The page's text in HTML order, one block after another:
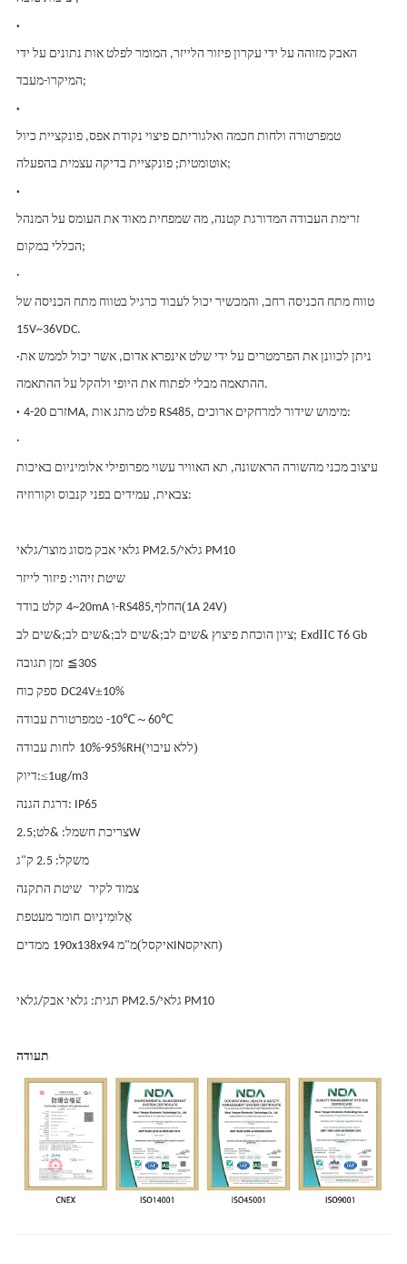
·
האבק מזוהה על ידי עקרון פיזור הלייזר, המומר לפלט אות נתונים על ידי
המיקרו-מעבד;
·
טמפרטורה ולחות חכמה ואלגוריתם פיצוי נקודת אפס, פונקציית כיול
אוטומטית; פונקציית בדיקה עצמית בהפעלה;
·
זרימת העבודה המדורגת קטנה, מה שמפחית מאוד את העומס על המנהל
הכללי במקום;
·
טווח מתח הכניסה רחב, והמכשיר יכול לעבוד כרגיל בטווח מתח הכניסה של
15V~36VDC.
·ניתן לכוונן את הפרמטרים על ידי שלט אינפרא אדום, אשר יכול לממש את
ההתאמה מבלי לפתוח את היופי ולהקל על ההתאמה.
· זרם 4-20MA, פלט מתג אות RS485, מימוש שידור למרחקים ארוכים:
·
עיצוב מכני מהשורה הראשונה, תא האוויר עשוי מפרופילי אלומיניום באיכות
צבאית, עמידים בפני קנבוס וקורוזיה:
גלאי אבק מסוג מוצר/גלאי PM2.5/גלאי PM10
שיטת זיהוי: פיזור לייזר
קלט בודד 4~20mA ו-RS485,החלף(1A 24V)
ציון הוכחת פיצוץ &שים לב;&שים לב;&שים לב;&שים לב; ExdIIC T6 Gb
זמן תגובה ≦30S
ספק כוח DC24V±10%
טמפרטורת עבודה -10℃～ 60℃
לחות עבודה 10%-95%RH(ללא עיבוי)
דיוק:≤1ug/m3
דרגת הגנה: IP65
צריכת חשמל: &לט;2.5W
משקל: 2.5 ק"ג
שיטת התקנה צמוד לקיר
חומר מעטפת אֲלוּמִינְיוּם
ממדים 190x138x94 מ"מ(לאיקסINאיקסח)
תגית: גלאי אבק/גלאי PM2.5/גלאי PM10
תעודה